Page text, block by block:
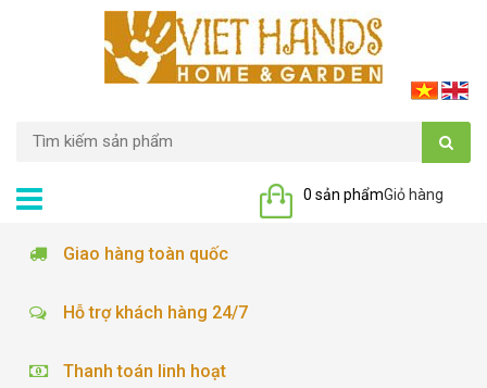
Giỏ hàng
0 sản phẩm
Giao hàng toàn quốc
Hỗ trợ khách hàng 24/7
Thanh toán linh hoạt